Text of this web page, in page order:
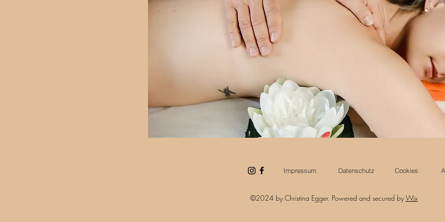
Impressum Datenschutz Cookies
©2024 by Christina Egger. Powered and secured byWix